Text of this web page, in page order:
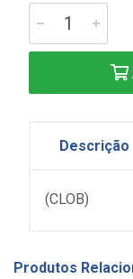
Descrição
(CLOB)
Produtos